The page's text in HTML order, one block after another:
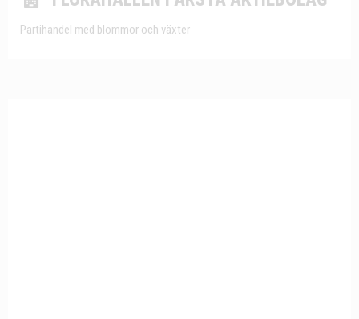
Partihandel med blommor och växter